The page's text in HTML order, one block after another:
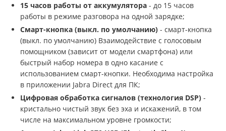
15 часов работы от аккумулятора - до 15 часов
работы в режиме разговора на одной зарядке;
Смарт-кнопка (выкл. по умолчанию) - смарт-кнопка
(выкл. по умолчанию) Взаимодействие с голосовым
помощником (зависит от модели смартфона) или
быстрый набор номера в одно касание с
использованием смарт-кнопки. Необходима настройка
в приложении Jabra Direct для ПК;
Цифровая обработка сигналов (технология DSP) -
кристально чистый звук без эха и искажений, в том
числе на максимальном уровне громкости;